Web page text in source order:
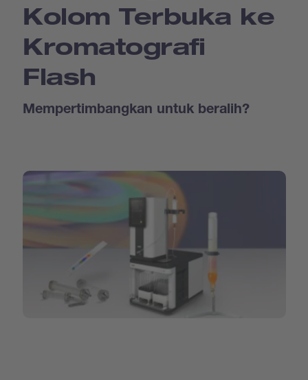
Kolom Terbuka ke
Kromatografi
Flash
Mempertimbangkan untuk beralih?